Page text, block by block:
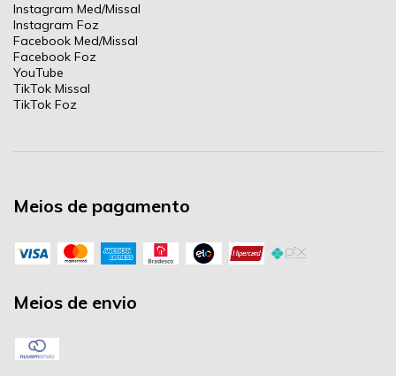
Instagram Med/Missal
Instagram Foz
Facebook Med/Missal
Facebook Foz
YouTube
TikTok Missal
TikTok Foz
Meios de pagamento
Meios de envio